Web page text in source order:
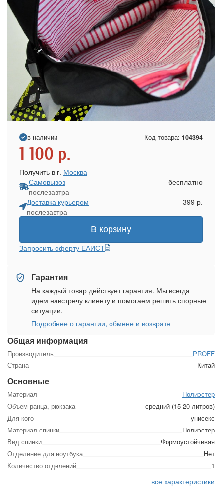
Общая информация
Производитель
PROFF
Страна
Китай
Основные
Материал
Полиэстер
Объем ранца, рюкзака
средний (15-20 литров)
Для кого
унисекс
Материал спинки
Полиэстер
Вид спинки
Формоустойчивая
Отделение для ноутбука
Нет
Количество отделений
1
все характеристики
в наличии Код товара: 104394
1 100 р.
Получить в г. Москва
Самовывоз
послезавтра
бесплатно
Доставка курьером
послезавтра
399 р.
В корзину
Запросить оферту ЕАИСТ
Гарантия
На каждый товар действует гарантия. Мы всегда
идем навстречу клиенту и помогаем решить спорные
ситуации.
Подробнее о гарантии, обмене и возврате